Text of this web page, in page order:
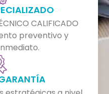
CALIFICADO
preventivo y